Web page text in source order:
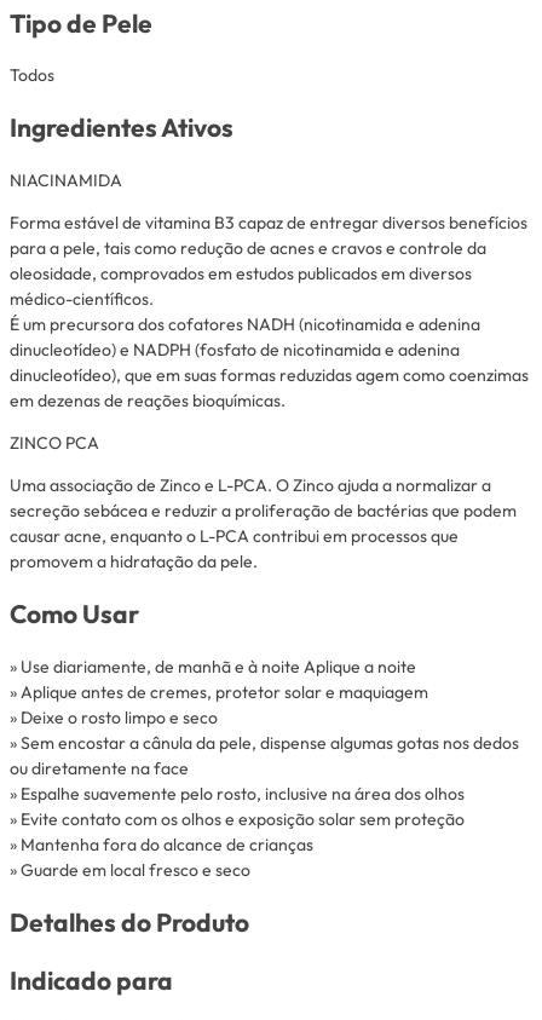
Tipo de Pele
Todos
Ingredientes Ativos
NIACINAMIDA
Forma estável de vitamina B3 capaz de entregar diversos benefícios
para a pele, tais como redução de acnes e cravos e controle da
oleosidade, comprovados em estudos publicados em diversos
médico-científicos.
É um precursora dos cofatores NADH (nicotinamida e adenina
dinucleotídeo) e NADPH (fosfato de nicotinamida e adenina
dinucleotídeo), que em suas formas reduzidas agem como coenzimas
em dezenas de reações bioquímicas.
ZINCO PCA
Uma associação de Zinco e L-PCA. O Zinco ajuda a normalizar a
secreção sebácea e reduzir a proliferação de bactérias que podem
causar acne, enquanto o L-PCA contribui em processos que
promovem a hidratação da pele.
Como Usar
» Use diariamente, de manhã e à noite Aplique a noite
» Aplique antes de cremes, protetor solar e maquiagem
» Deixe o rosto limpo e seco
» Sem encostar a cânula da pele, dispense algumas gotas nos dedos
ou diretamente na face
» Espalhe suavemente pelo rosto, inclusive na área dos olhos
» Evite contato com os olhos e exposição solar sem proteção
» Mantenha fora do alcance de crianças
» Guarde em local fresco e seco
Detalhes do Produto
Indicado para